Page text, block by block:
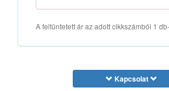
A feltüntetett ár az adott cikkszámból 1
Kapcsolat